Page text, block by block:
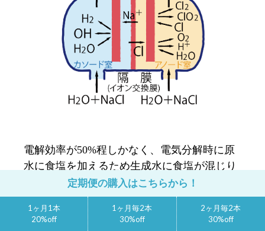
電解効率が50%程しかなく、電気分解時に原
水に食塩を加えるため生成水に食塩が混じり
定期便の購入はこちらから！
1ヶ月1本
20%off
1ヶ月毎2本
30%off
2ヶ月毎2本
30%off